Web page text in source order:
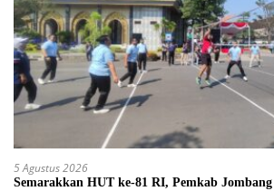
5 Agustus 2026
Semarakkan HUT ke-81 RI, Pemkab